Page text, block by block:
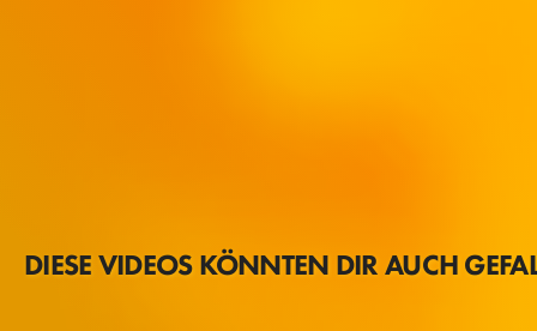
DIESE VIDEOS KÖNNTEN DIR AUCH